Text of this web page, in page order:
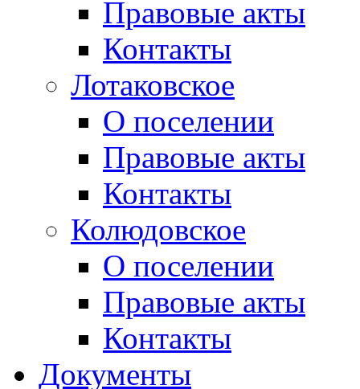
Правовые акты
Контакты
Лотаковское
О поселении
Правовые акты
Контакты
Колюдовское
О поселении
Правовые акты
Контакты
Документы